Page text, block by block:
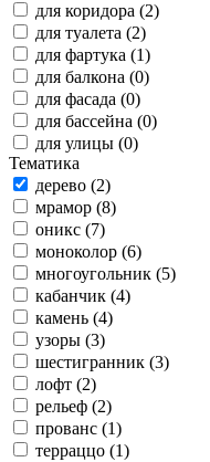
для коридора (2)
для туалета (2)
для фартука (1)
для балкона (0)
для фасада (0)
для бассейна (0)
для улицы (0)
Тематика
дерево (2)
мрамор (8)
оникс (7)
моноколор (6)
многоугольник (5)
кабанчик (4)
камень (4)
узоры (3)
шестигранник (3)
лофт (2)
рельеф (2)
прованс (1)
терраццо (1)